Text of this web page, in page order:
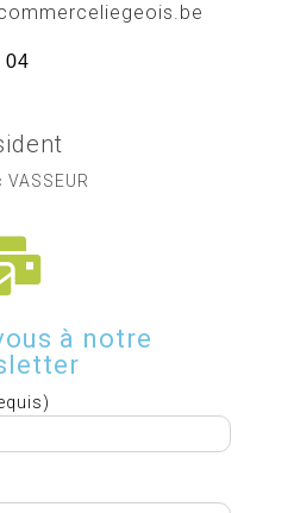
04
à notre